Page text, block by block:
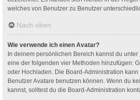
welches von Benutzer zu Benutzer
Nach oben
Wie verwende ich einen Avatar?
In deinem persönlichen Bereich kannst du unter
eine der folgenden vier Methoden hinzufügen:
oder Hochladen. Die Board-Administration
Benutzer Avatare benutzen können. Wenn du
kannst, solltest du die Board-Administration